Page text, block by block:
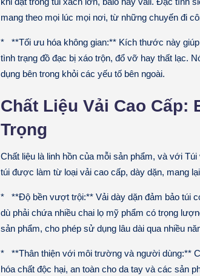
mang theo mọi lúc mọi nơi, từ những chuyến đi
* **Tối ưu hóa không gian:** Kích thước này
tình trạng đồ đạc bị xáo trộn, đổ vỡ hay thất lạc.
dụng bên trong khỏi các yếu tố bên ngoài.
Chất Liệu Vải Cao Cấp:
Trọng
Chất liệu là linh hồn của mỗi sản phẩm, và với
túi được làm từ loại vải cao cấp, dày dặn, mang
* **Độ bền vượt trội:** Vải dày dặn đảm bảo túi
dù phải chứa nhiều chai lọ mỹ phẩm có trọng
sản phẩm, cho phép sử dụng lâu dài qua nhiều
* **Thân thiện với môi trường và người dùng:**
hóa chất độc hại, an toàn cho da tay và các sản